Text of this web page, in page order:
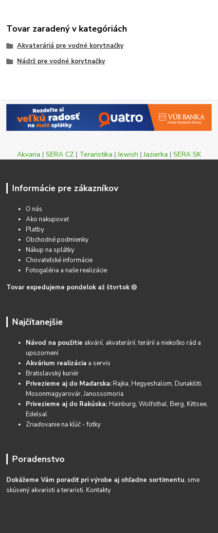
Tovar zaradený v kategóriách
Akvateráriá pre vodné korytnačky
Nádrž pre vodné korytnačky
Akvaria | SERA CZ | Teraristika |Jewish |Jazierka | SERA SK
Informácie pre zákazníkov
O nás
Ako nakupovať
Platby
Obchodné podmienky
Nákup na splátky
Chovateľské informácie
Fotogaléria a naše realizácie
Tovar expedujeme pondelok až štvrtok 🟢
Najčítanejšie
Návod na použitie akvárií, akvaterárií, terárií a niekoľko rád a
upozornení
Akvárium realizácia a servis
Bratislavský kuriér
Privezieme aj do Maďarska:Rajka, Hegyeshalom, Dunakiliti,
Mosonmagyarovár, Janossomoria
Privezieme aj do Rakúska:Hainburg, Wolfsthal, Berg, Kittsee,
Edelsal
Zriaďovanie na kĺúč - fotky
Poradenstvo
Dokážeme Vám poradiť pri výrobe aj ohľadne sortimentu, sme
skúsený akvaristi a teraristi.Kontakty